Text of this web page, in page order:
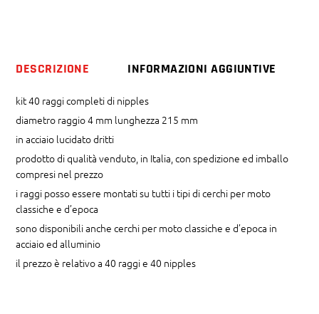
quantity
DESCRIZIONE INFORMAZIONI AGGIUNTIVE
kit 40 raggi completi di nipples
diametro raggio 4 mm lunghezza 215 mm
in acciaio lucidato dritti
prodotto di qualità venduto, in Italia, con spedizione ed imballo
compresi nel prezzo
i raggi posso essere montati su tutti i tipi di cerchi per moto
classiche e d’epoca
sono disponibili anche cerchi per moto classiche e d’epoca in
acciaio ed alluminio
il prezzo è relativo a 40 raggi e 40 nipples